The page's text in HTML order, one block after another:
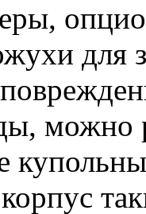
для
можно